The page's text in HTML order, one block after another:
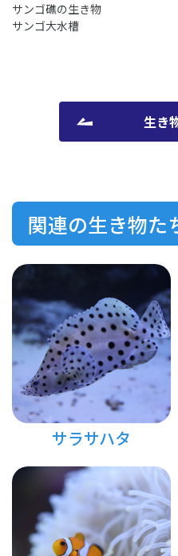
サンゴ礁の生き物
サンゴ大水槽
生き
関連の生き物た
サラサハタ